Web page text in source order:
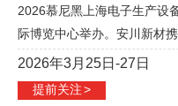
2026慕尼黑上海电子生产设
际博览中心举办。安川新材
ONICA CHINA 2026。
2026年3月25日-27日
提前关注 >